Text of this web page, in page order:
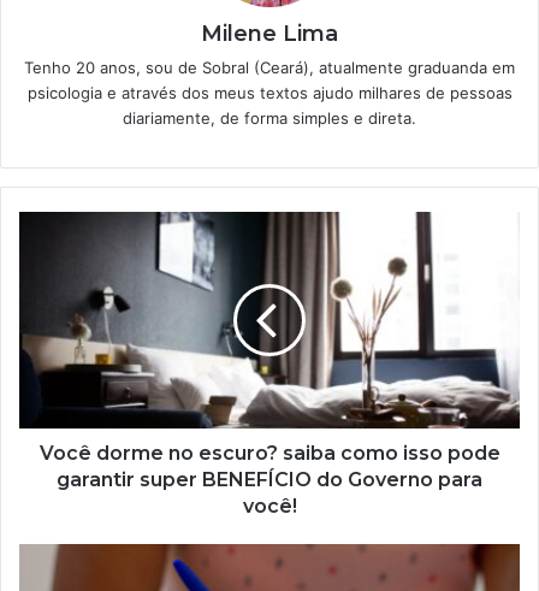
Milene Lima
Tenho 20 anos, sou de Sobral (Ceará), atualmente graduanda em
psicologia e através dos meus textos ajudo milhares de pessoas
diariamente, de forma simples e direta.
como
isso
garantir
super
BENEFÍCIO
para
você!
Você dorme no escuro? saiba como isso pode
garantir super BENEFÍCIO do Governo para
você!
Frequência
escolar